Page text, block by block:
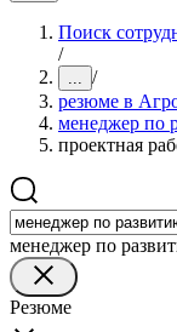
Поиск
/
... /
резюме в
менеджер по
проектная
менеджер по
Резюме